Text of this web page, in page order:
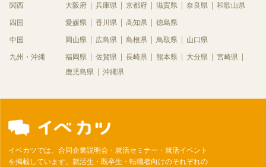
関西 大阪府 兵庫県 京都府 滋賀県 奈良県 和歌山県
四国 愛媛県 香川県 高知県 徳島県
中国 岡山県 広島県 島根県 鳥取県 山口県
九州・沖縄 福岡県 佐賀県 長崎県 熊本県 大分県
宮崎県
鹿児島県
沖縄県
イベカツでは、合同企業説明会・就活セミナー・就活イベント
を掲載しています。就活生・既卒生・転職者向けのそれぞれの